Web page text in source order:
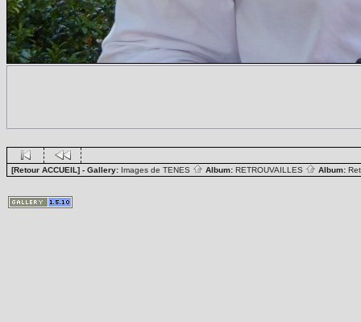
[Retour ACCUEIL] - Gallery: Images de TENES Album: RETROUVAILLES Album: